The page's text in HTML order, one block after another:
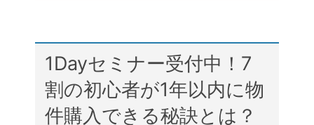
1Dayセミナー受付中！7
割の初心者が1年以内に物
件購入できる秘訣とは？